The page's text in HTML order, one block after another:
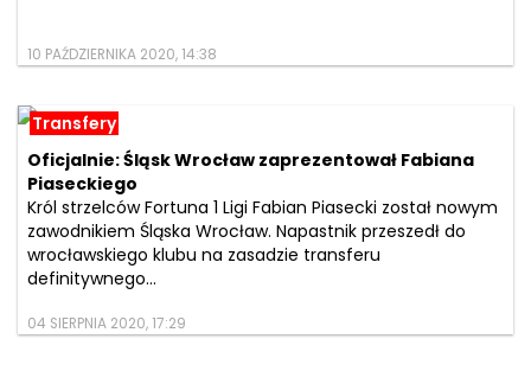
10 PAŹDZIERNIKA 2020, 14:38
Transfery
Oficjalnie: Śląsk Wrocław zaprezentował Fabiana
Piaseckiego
Król strzelców Fortuna 1 Ligi Fabian Piasecki został nowym
zawodnikiem Śląska Wrocław. Napastnik przeszedł do
wrocławskiego klubu na zasadzie transferu
definitywnego...
04 SIERPNIA 2020, 17:29